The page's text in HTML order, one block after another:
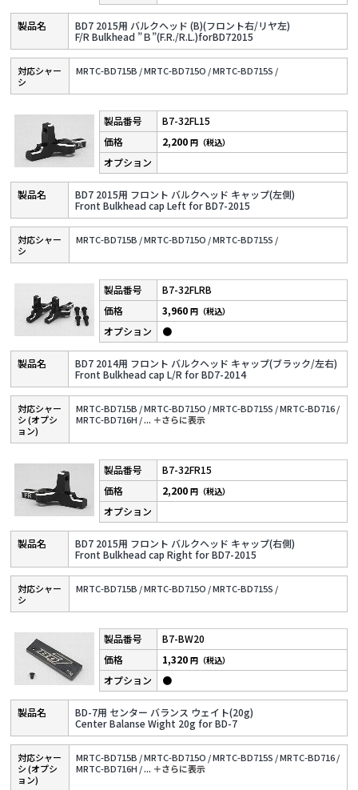
BD7 2015用 バルクヘッド (B)(フロント右/リヤ左)
F/R Bulkhead ”Ｂ”(F.R./R.L.)forBD72015
対応シャー
シ
MRTC-BD715B /MRTC-BD715O /MRTC-BD715S /
B7-32FL15
BD7 2015用 フロント バルクヘッド キャップ(左側)
Front Bulkhead cap Left for BD7-2015
2,200円（税込）
対応シャー
シ
MRTC-BD715B /MRTC-BD715O /MRTC-BD715S /
B7-32FLRB
BD7 2014用 フロント バルクヘッド キャップ(ブラック/左右)
Front Bulkhead cap L/R for BD7-2014
3,960円（税込）
●
対応シャー
シ (オプシ
ョン)
MRTC-BD715B /MRTC-BD715O /MRTC-BD715S /MRTC-BD716 /
MRTC-BD716H /... ＋さらに表⽰
B7-32FR15
BD7 2015用 フロント バルクヘッド キャップ(右側)
Front Bulkhead cap Right for BD7-2015
2,200円（税込）
対応シャー
シ
MRTC-BD715B /MRTC-BD715O /MRTC-BD715S /
B7-BW20
BD-7用 センター バランス ウェイト(20g)
Center Balanse Wight 20g for BD-7
1,320円（税込）
●
対応シャー
シ (オプシ
ョン)
MRTC-BD715B /MRTC-BD715O /MRTC-BD715S /MRTC-BD716 /
MRTC-BD716H /... ＋さらに表⽰